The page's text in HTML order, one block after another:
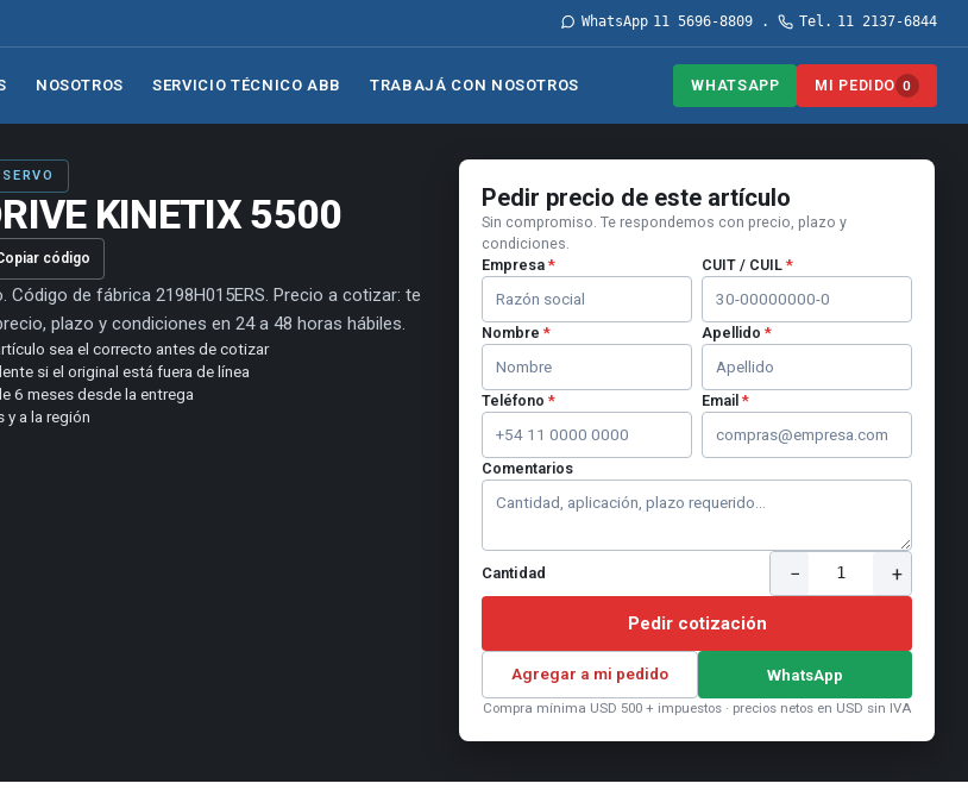
WhatsApp 11 5696-8809 · Tel. 11 2137-6844
NOSOTROS SERVICIO TÉCNICO ABB TRABAJÁ CON NOSOTROS WHATSAPP MI PEDIDO 0
KINETIX 5500
código
Código de fábrica 2198H015ERS. Precio a cotizar: te
plazo y condiciones en 24 a 48 horas hábiles.
sea el correcto antes de cotizar
si el original está fuera de línea
6 meses desde la entrega
y a la región
Pedir precio de este artículo
Sin compromiso. Te respondemos con precio, plazo y
condiciones.
Empresa * CUIT / CUIL *
Nombre * Apellido *
Teléfono * Email *
Comentarios
Cantidad − 1 +
Pedir cotización
Agregar a mi pedido WhatsApp
Compra mínima USD 500 + impuestos · precios netos en USD sin IVA